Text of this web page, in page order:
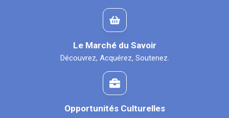
Le Marché du Savoir
Découvrez, Acquérez, Soutenez.
Opportunités Culturelles